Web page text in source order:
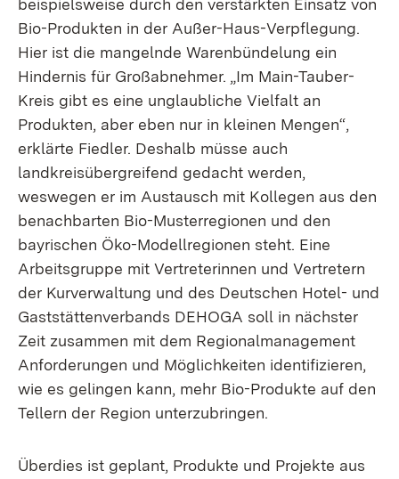
beispielsweise durch den verstärkten Einsatz von
Bio-Produkten in der Außer-Haus-Verpflegung.
Hier ist die mangelnde Warenbündelung ein
Hindernis für Großabnehmer. „Im Main-Tauber-
Kreis gibt es eine unglaubliche Vielfalt an
Produkten, aber eben nur in kleinen Mengen“,
erklärte Fiedler. Deshalb müsse auch
landkreisübergreifend gedacht werden,
weswegen er im Austausch mit Kollegen aus den
benachbarten Bio-Musterregionen und den
bayrischen Öko-Modellregionen steht. Eine
Arbeitsgruppe mit Vertreterinnen und Vertretern
der Kurverwaltung und des Deutschen Hotel- und
Gaststättenverbands DEHOGA soll in nächster
Zeit zusammen mit dem Regionalmanagement
Anforderungen und Möglichkeiten identifizieren,
wie es gelingen kann, mehr Bio-Produkte auf den
Tellern der Region unterzubringen.
Überdies ist geplant, Produkte und Projekte aus